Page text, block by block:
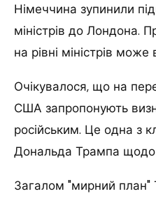
Німеччина зупинили
міністрів до Лондона.
на рівні міністрів може
Очікувалося, що на
США запропонують
російським. Це одна з
Дональда Трампа щодо
Загалом "мирний план"